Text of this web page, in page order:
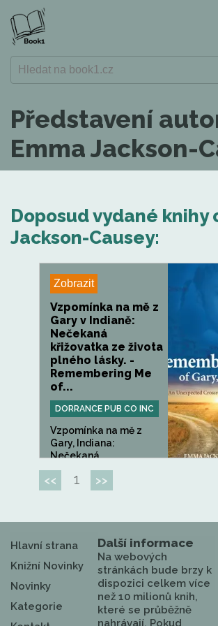
Představení
Emma Jackson-
Doposud vydané knihy
Jackson-Causey:
Zobrazit
Vzpomínka na mě z
Gary v Indianě:
Nečekaná
křižovatka ze života
plného lásky. -
Remembering Me
of...
DORRANCE PUB CO INC
Vzpomínka na mě z
Gary, Indiana:
Nečekaná...
<< 1 >>
Hlavní strana
Knižní Novinky
Novinky
Kategorie
Další informace
Na webových
stránkách bude brzy k
dispozici celkem více
než 10 milionů knih,
které se průběžně
nahrávají. Pokud